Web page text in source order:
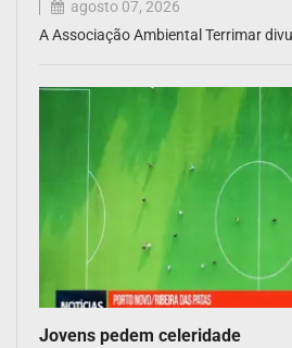
agosto 07, 2026
A Associação Ambiental Terrimar
Jovens pedem celeridade